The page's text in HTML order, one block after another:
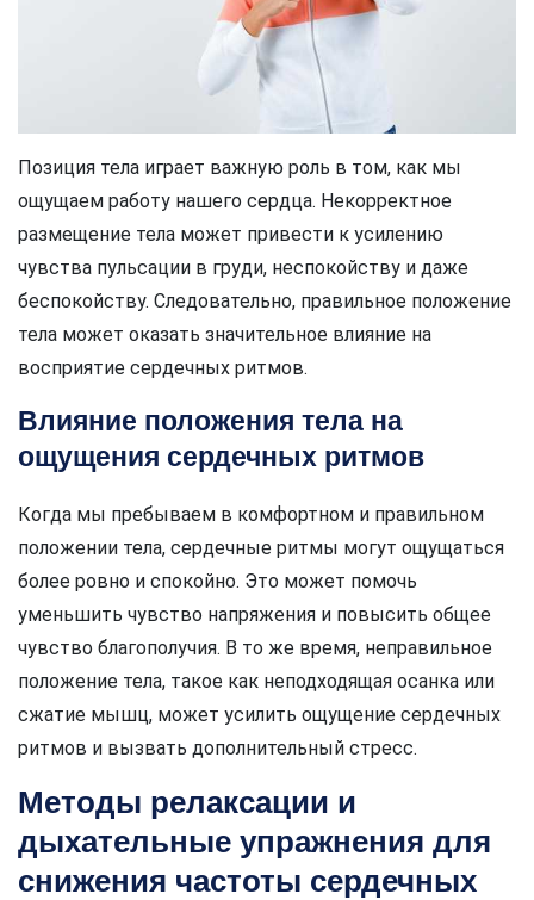
Позиция тела играет важную роль в том, как мы
ощущаем работу нашего сердца. Некорректное
размещение тела может привести к усилению
чувства пульсации в груди, неспокойству и даже
беспокойству. Следовательно, правильное положение
тела может оказать значительное влияние на
восприятие сердечных ритмов.
Влияние положения тела на
ощущения сердечных ритмов
Когда мы пребываем в комфортном и правильном
положении тела, сердечные ритмы могут ощущаться
более ровно и спокойно. Это может помочь
уменьшить чувство напряжения и повысить общее
чувство благополучия. В то же время, неправильное
положение тела, такое как неподходящая осанка или
сжатие мышц, может усилить ощущение сердечных
ритмов и вызвать дополнительный стресс.
Методы релаксации и
дыхательные упражнения для
снижения частоты сердечных